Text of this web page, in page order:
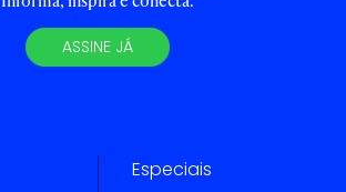
ASSINE JÁ
Especiais